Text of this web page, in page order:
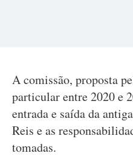
A comissão, proposta
particular entre 2020 e
entrada e saída da
Reis e as
tomadas.